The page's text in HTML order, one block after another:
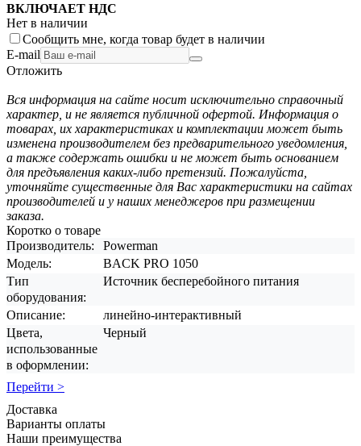
ВКЛЮЧАЕТ НДС
Нет в наличии
Сообщить мне, когда товар будет в наличии
E-mail
Отложить
Вся информация на сайте носит исключительно справочный
характер, и не является публичной офертой. Информация о
товарах, их характеристиках и комплектации может быть
изменена производителем без предварительного уведомления,
а также содержать ошибки и не может быть основанием
для предъявления каких-либо претензий. Пожалуйста,
уточняйте существенные для Вас характеристики на сайтах
производителей и у наших менеджеров при размещении
заказа.
Коротко о товаре
Производитель:
Powerman
Модель:
BACK PRO 1050
Тип
оборудования:
Источник бесперебойного питания
Описание:
линейно-интерактивный
Цвета,
использованные
в оформлении:
Черный
Перейти >
Доставка
Варианты оплаты
Наши преимущества